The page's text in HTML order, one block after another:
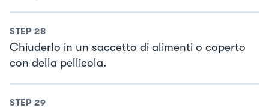
STEP 28
Chiuderlo in un saccetto di alimenti o coperto
con della pellicola.
STEP 29